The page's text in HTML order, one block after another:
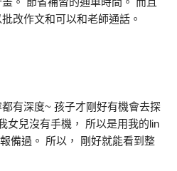
改作文和可以和老師通話。
有深度~ 孩子才剛好有機會去探
女兒沒有手機， 所以是用我的lin
備過。 所以， 剛好就能看到整